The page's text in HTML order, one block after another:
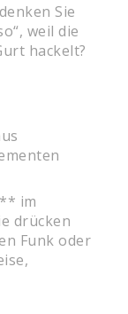
Sie
weil die
hackelt?
im
drücken
Funk oder